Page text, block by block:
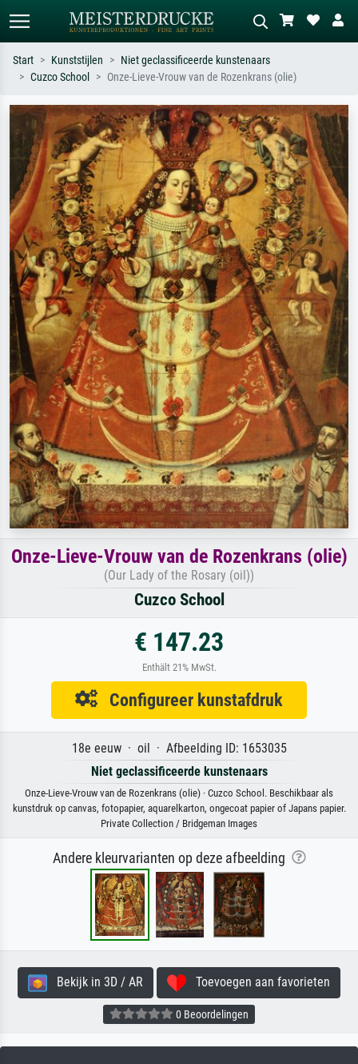
Zoek op kunstenaar, titel of stijl – bijv.
Monet, Sterrennacht, impressionisme,
Hokusai-golf, naakt.
Beschrijf de scène – bijv. groene
weide, abstract met veel rood, donker
olieverfschilderij, staand naakt naast
een boom.
Start Kunststijlen
Niet geclassificeerde kunstenaars
Cuzco School
Onze-Lieve-Vrouw van de Rozenkrans (olie)
Onze-Lieve-Vrouw van de Rozenkrans (olie)
(Our Lady of the Rosary (oil))
Cuzco School
€ 147.23
Enthält 21% MwSt.
Configureer kunstafdruk
18e eeuw · oil · Afbeelding ID: 1653035
Niet geclassificeerde kunstenaars
Onze-Lieve-Vrouw van de Rozenkrans (olie) · Cuzco School. Beschikbaar als
kunstdruk op canvas, fotopapier, aquarelkarton, ongecoat papier of Japans papier.
Private Collection / Bridgeman Images
Andere kleurvarianten op deze afbeelding
Bekijk in 3D / AR Toevoegen aan favorieten
0 Beoordelingen